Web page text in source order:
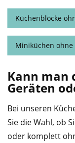
Küchenblöcke
Miniküchen
Kann man
Geräten
Bei unseren
Sie die Wahl, ob
oder komplett